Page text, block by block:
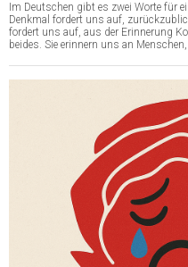
Im Deutschen gibt es zwei Worte für
Denkmal fordert uns auf,
fordert uns auf, aus der Erinnerung
beides. Sie erinnern uns an